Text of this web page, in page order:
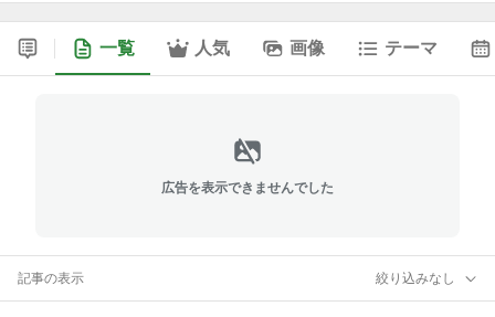
一覧 人気 画像 テーマ
広告を表示できませんでした
記事の表示 絞り込みなし